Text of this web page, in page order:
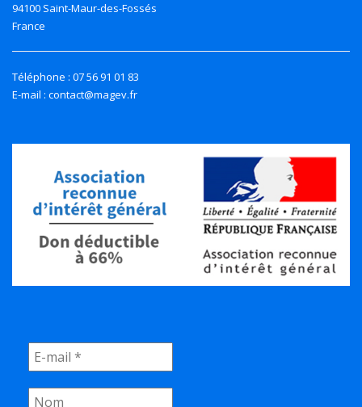
94100 Saint-Maur-des-Fossés
France
Téléphone : 07 56 91 01 83
E-mail : contact@magev.fr